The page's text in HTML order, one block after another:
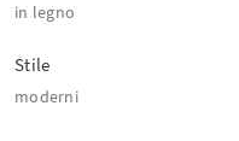
in legno
Stile
moderni